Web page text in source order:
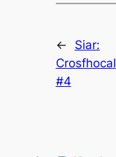
←
Siar:
Crosfhocal
#4